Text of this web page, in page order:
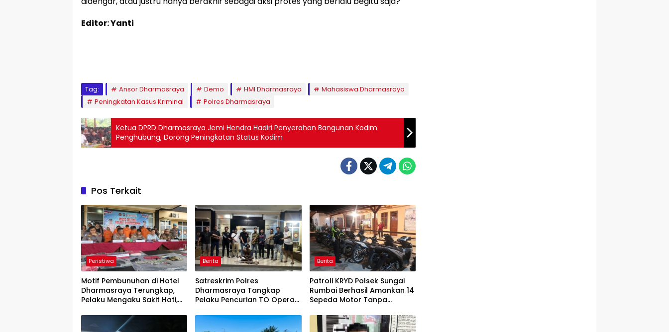
Editor: Yanti
Tag: Ansor Dharmasraya Demo HMI Dharmasraya
Mahasiswa Dharmasraya
Peningkatan Kasus Kriminal
Polres Dharmasraya
Ketua DPRD Dharmasraya Jemi Hendra Hadiri Penyerahan Bangunan Kodim
Penghubung, Dorong Peningkatan Status Kodim
Pos Terkait
Peristiwa
Motif Pembunuhan di Hotel
Dharmasraya Terungkap,
Pelaku Mengaku Sakit Hati,
Berita
Satreskrim Polres
Dharmasraya Tangkap
Pelaku Pencurian TO Operasi
Rakitan Disita
Berita
Patroli KRYD Polsek Sungai
Rumbai Berhasil Amankan 14
Sepeda Motor Tanpa
Kami Tindak Demi
Keselamatan Warga